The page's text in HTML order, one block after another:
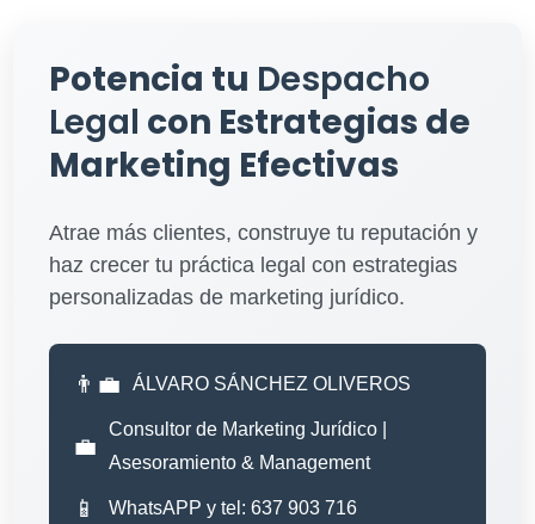
Potencia tu Despacho
Legal con Estrategias de
Marketing Efectivas
Atrae más clientes, construye tu reputación y
haz crecer tu práctica legal con estrategias
personalizadas de marketing jurídico.
👨‍💼 ÁLVARO SÁNCHEZ OLIVEROS
💼
Consultor de Marketing Jurídico |
Asesoramiento & Management
📱 WhatsAPP y tel: 637 903 716